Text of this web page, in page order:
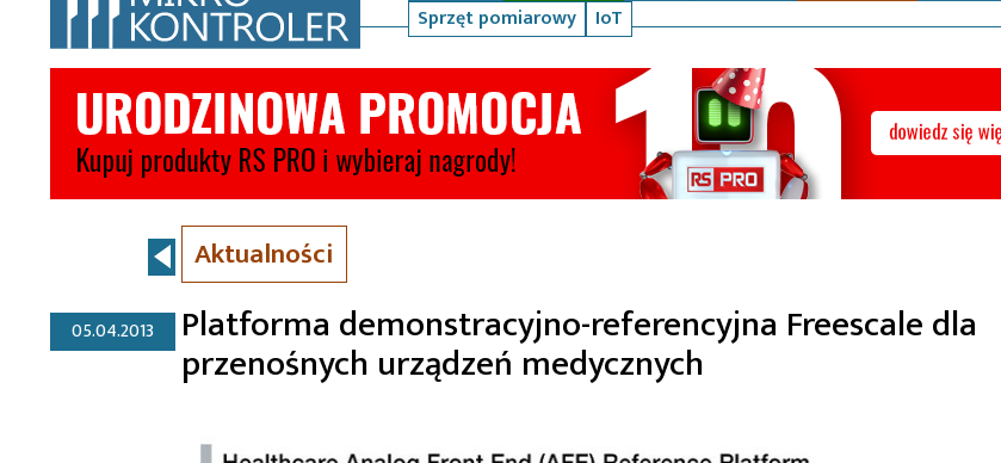
Sprzęt pomiarowy
IoT
Aktualności
05.04.2013 Platforma demonstracyjno-referencyjna Freescale dla
przenośnych urządzeń medycznych